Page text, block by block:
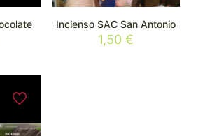
Incienso SAC San Antonio
1,50 €